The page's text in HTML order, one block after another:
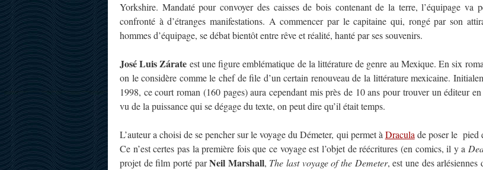
Yorkshire. Mandaté pour convoyer des caisses de bois contenant de la terre, l’équipage va
confronté à d’étranges manifestations. A commencer par le capitaine qui, rongé par son
hommes d’équipage, se débat bientôt entre rêve et réalité, hanté par ses souvenirs.
José Luis Zárate est une figure emblématique de la littérature de genre au Mexique. En six
on le considère comme le chef de file d’un certain renouveau de la littérature mexicaine.
1998, ce court roman (160 pages) aura cependant mis près de 10 ans pour trouver un éditeur
vu de la puissance qui se dégage du texte, on peut dire qu’il était temps.
L’auteur a choisi de se pencher sur le voyage du Démeter, qui permet à Dracula de poser le pied
Ce n’est certes pas la première fois que ce voyage est l’objet de réécritures (en comics, il y a
projet de film porté parNeil Marshall, The last voyage of the Demeter, est une des arlésiennes